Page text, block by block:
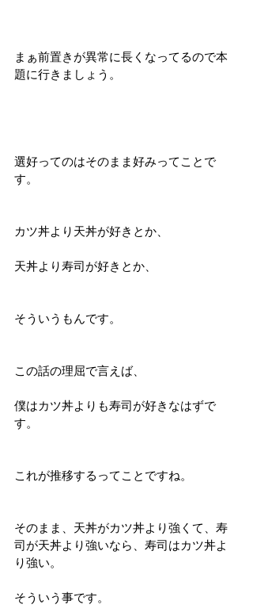
まぁ前置きが異常に長くなってるので本
題に行きましょう。
選好ってのはそのまま好みってことで
す。
カツ丼より天丼が好きとか、
天丼より寿司が好きとか、
そういうもんです。
この話の理屈で言えば、
僕はカツ丼よりも寿司が好きなはずで
す。
これが推移するってことですね。
そのまま、天丼がカツ丼より強くて、寿
司が天丼より強いなら、寿司はカツ丼よ
り強い。
そういう事です。